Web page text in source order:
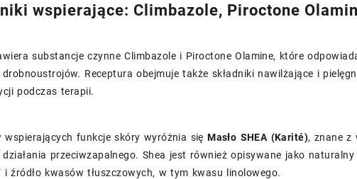
wspierające: Climbazole, Piroctone
substancje czynne Climbazole i Piroctone Olamine, które
Receptura obejmuje także składniki nawilżające i
podczas terapii.
wspierających funkcje skóry wyróżnia sięMasło SHEA (Karité), znane z
przeciwzapalnego. Shea jest również opisywane jako
i źródło kwasów tłuszczowych, w tym kwasu linolowego.